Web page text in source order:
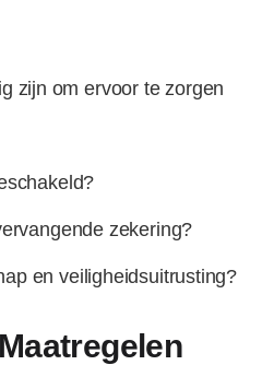
zijn om ervoor te zorgen
zekering?
en veiligheidsuitrusting?